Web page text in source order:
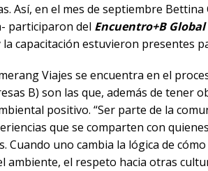
Así, en el mes de septiembre
participaron del Encuentro+B
capacitación estuvieron presentes
Viajes se encuentra en el
B) son las que, además de tener
positivo. “Ser parte de la
que se comparten con
Cuando uno cambia la lógica de
ambiente, el respeto hacia otras